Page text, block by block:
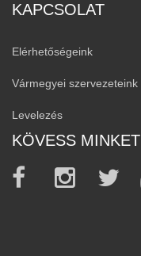
KAPCSOLAT
Elérhetőségeink
Vármegyei szervezeteink
Levelezés
KÖVESS MINKET